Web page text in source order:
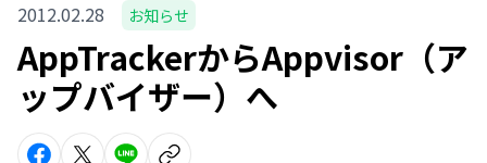
2012.02.28 お知らせ
AppTrackerからAppvisor（ア
ップバイザー）へ